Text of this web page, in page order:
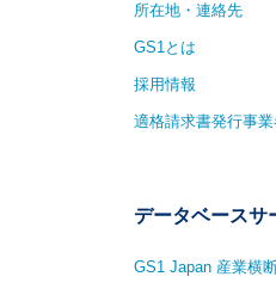
所在地・連絡先
GS1とは
採用情報
適格請求書発行事
データベースサ
GS1 Japan 産業横